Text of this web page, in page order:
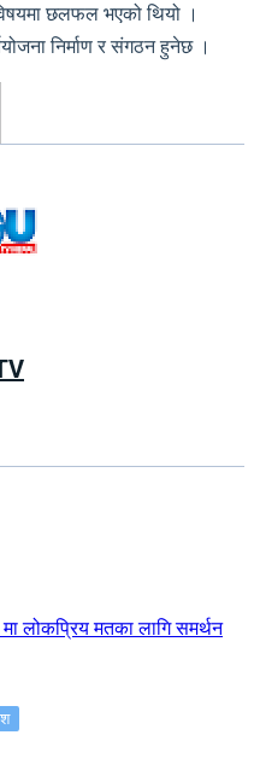
छलफल भएको थियो ।
निर्माण र संगठन हुनेछ ।